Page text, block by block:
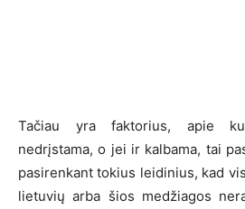
Tačiau yra faktorius, apie
nedrįstama, o jei ir kalbama, tai
pasirenkant tokius leidinius, kad
lietuvių arba šios medžiagos